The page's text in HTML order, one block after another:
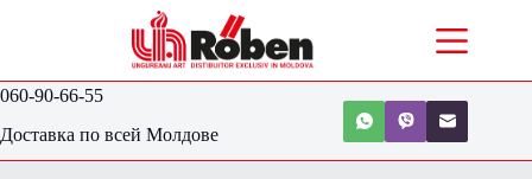
060-90-66-55
Доставка по всей Молдове